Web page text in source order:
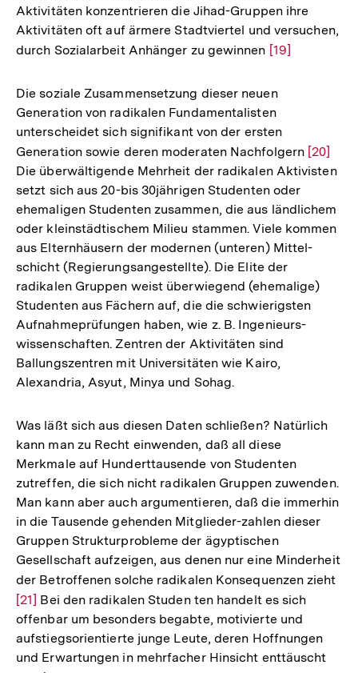
Aktivitäten konzentrieren die Jihad-Gruppen ihre
Aktivitäten oft auf ärmere Stadtviertel und versuchen,
durch Sozialarbeit Anhänger zu gewinnen Zur
der
Fußnote
[19]
Die soziale Zusammensetzung dieser neuen
Generation von radikalen Fundamentalisten
unterscheidet sich signifikant von der ersten
Generation sowie deren moderaten Nachfolgern Zur
Fußnote
[20]
Die überwältigende Mehrheit der radikalen Aktivisten
setzt sich aus 20-bis 30jährigen Studenten oder
ehemaligen Studenten zusammen, die aus ländlichem
oder kleinstädtischem Milieu stammen. Viele kommen
aus Elternhäusern der modernen (unteren) Mittel-
schicht (Regierungsangestellte). Die Elite der
radikalen Gruppen weist überwiegend (ehemalige)
Studenten aus Fächern auf, die die schwierigsten
Aufnahmeprüfungen haben, wie z. B. Ingenieurs-
wissenschaften. Zentren der Aktivitäten sind
Ballungszentren mit Universitäten wie Kairo,
Alexandria, Asyut, Minya und Sohag.
Was läßt sich aus diesen Daten schließen? Natürlich
kann man zu Recht einwenden, daß all diese
Merkmale auf Hunderttausende von Studenten
zutreffen, die sich nicht radikalen Gruppen zuwenden.
Man kann aber auch argumentieren, daß die immerhin
in die Tausende gehenden Mitglieder-zahlen dieser
Gruppen Strukturprobleme der ägyptischen
Gesellschaft aufzeigen, aus denen nur eine Minderheit
der Betroffenen solche radikalen Konsequenzen zieht
[21] Bei den radikalen Studen­ ten handelt es sich
offenbar um besonders begabte, motivierte und
aufstiegsorientierte junge Leute, deren Hoffnungen
und Erwartungen in mehrfacher Hinsicht enttäuschtZum